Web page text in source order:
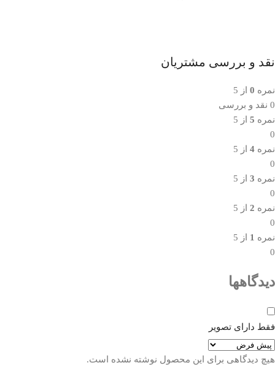
نقد و بررسی مشتریان
نمره 0 از 5
0 نقد و بررسی
نمره 5 از 5
0
نمره 4 از 5
0
نمره 3 از 5
0
نمره 2 از 5
0
نمره 1 از 5
0
دیدگاهها
فقط دارای تصویر
هیچ دیدگاهی برای این محصول نوشته نشده است.